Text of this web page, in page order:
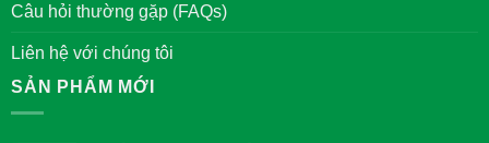
Câu hỏi thường gặp (FAQs)
Liên hệ với chúng tôi
SẢN PHẨM MỚI